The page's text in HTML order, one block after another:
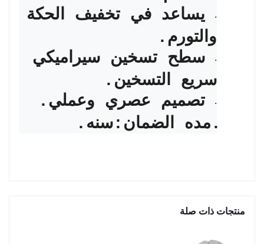
·
يساعد في تخفيف الحكة
والتورم.
·
سطح تسخين سيراميكي
سريع التسخين.
·
تصميم عصري وعملي.
.مده الضمان:سنه.
منتجات ذات صلة